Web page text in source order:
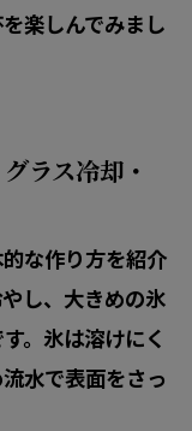
楽しんでみまし
ラス冷却・
な作り方を紹介
し、大きめの氷
。氷は溶けにく
水で表面をさっ